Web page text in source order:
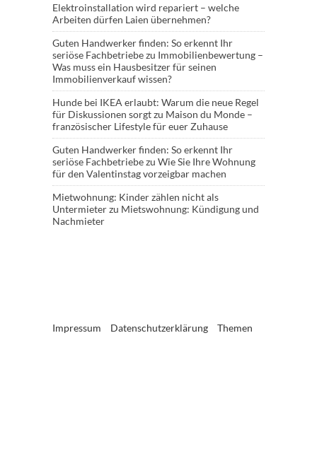
Elektroinstallation wird repariert – welche
Arbeiten dürfen Laien übernehmen?
Guten Handwerker finden: So erkennt Ihr
seriöse Fachbetriebezu Immobilienbewertung –
Was muss ein Hausbesitzer für seinen
Immobilienverkauf wissen?
Hunde bei IKEA erlaubt: Warum die neue Regel
für Diskussionen sorgtzu Maison du Monde –
französischer Lifestyle für euer Zuhause
Guten Handwerker finden: So erkennt Ihr
seriöse Fachbetriebezu Wie Sie Ihre Wohnung
für den Valentinstag vorzeigbar machen
Mietwohnung: Kinder zählen nicht als
Untermieterzu Mietswohnung: Kündigung und
Nachmieter
Impressum Datenschutzerklärung Themen